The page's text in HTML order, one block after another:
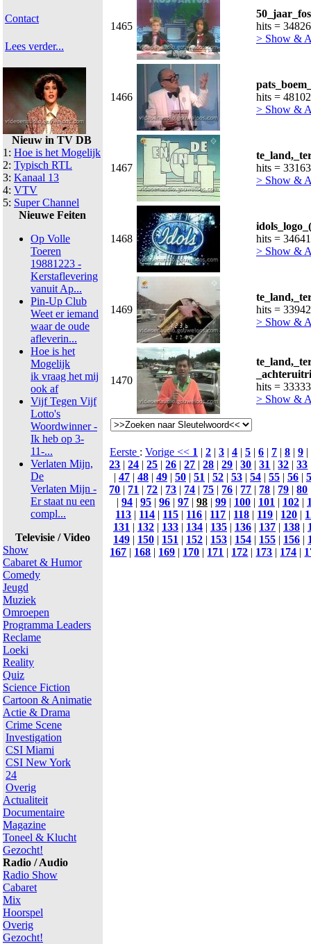
Contact
Lees verder...
Nieuw in TV DB
1: Hoe is het Mogelijk
2: Typisch RTL
3: Kanaal 13
4: VTV
5: Super Channel
Nieuwe Feiten
Op Volle
Toeren
19881223 -
Kerstaflevering
vanuit Ap...
Pin-Up Club
Weet er iemand
waar de oude
afleverin...
Hoe is het
Mogelijk
ik vraag het mij
ook af
Vijf Tegen Vijf
Lotto's
Woordwinner -
Ik heb op 3-
11-...
Verlaten Mijn,
De
Verlaten Mijn -
Er staat nu een
compl...
Televisie / Video
Show
Cabaret & Humor
Comedy
Jeugd
Muziek
Omroepen
Programma Leaders
Reclame
Loeki
Reality
Quiz
Science Fiction
Cartoon & Animatie
Actie & Drama
Crime Scene
Investigation
CSI Miami
CSI New York
24
Overig
Actualiteit
Documentaire
Magazine
Toneel & Klucht
Gezocht!
Radio / Audio
Radio Show
Cabaret
Mix
Hoorspel
Overig
Gezocht!
1465
hits = 34826
> Show &
1466
hits = 48102
> Show &
1467
hits = 33163
> Show &
1468
hits = 34641
> Show &
1469
hits = 33942
> Show &
1470
hits = 33333
> Show &
Eerste : Vorige << 1 | 2 | 3 | 4 | 5 | 6 | 7 | 8 | 9 |
23 |24 |25 |26 |27 |28 |29 |30 |31 |32 |33
| 47 | 48 | 49 | 50 | 51 | 52 | 53 | 54 | 55 | 56 |
70 | 71 | 72 | 73 | 74 | 75 | 76 | 77 | 78 | 79 |80
| 94 | 95 | 96 | 97 | 98 | 99 | 100 | 101 | 102 |
113 | 114 | 115 | 116 | 117 | 118 | 119 | 120 |
131 | 132 | 133 | 134 | 135 | 136 | 137 | 138 |
149 | 150 | 151 | 152 | 153 | 154 | 155 | 156 |
167 | 168 | 169 | 170 | 171 | 172 | 173 | 174 |